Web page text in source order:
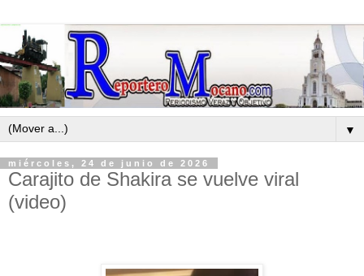
▼
miércoles, 24 de junio de 2026
Carajito de Shakira se vuelve viral
(video)